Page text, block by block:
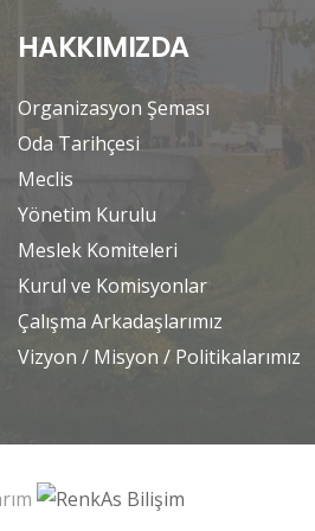
HAKKIMIZDA
Organizasyon Şeması
Oda Tarihçesi
Meclis
Yönetim Kurulu
Meslek Komiteleri
Kurul ve Komisyonlar
Çalışma Arkadaşlarımız
Vizyon / Misyon / Politikalarımız